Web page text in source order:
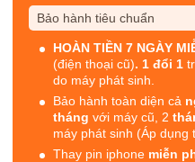
HOÀN TIỀN 7 NGÀY
(điện thoại cũ). 1 đổi 1
do máy phát sinh.
Bảo hành toàn diện cả
tháng với máy cũ, 2
máy phát sinh (Áp dụng
Thay pin iphone miễn